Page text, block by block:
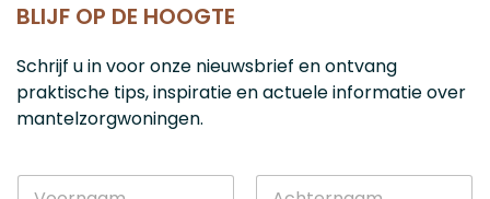
BLIJF OP DE HOOGTE
Schrijf u in voor onze nieuwsbrief en ontvang
praktische tips, inspiratie en actuele informatie over
mantelzorgwoningen.
*
N